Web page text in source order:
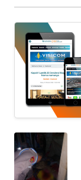
UTAMA
SERBA-
SERBI
PERISTIWA
TOKOH
Informasi